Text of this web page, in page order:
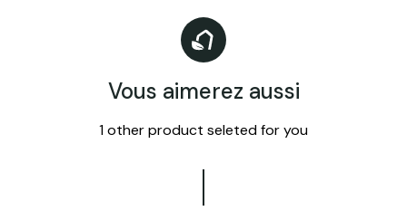
Vous aimerez aussi
1 other product seleted for you